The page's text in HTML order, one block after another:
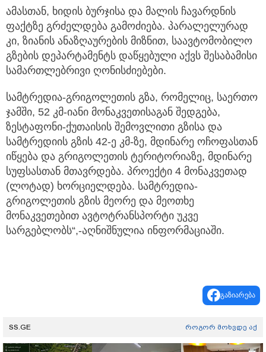
ამასთან, ხიდის ბურჯისა და მალის ჩავარდნის
ფაქტზე გრძელდება გამოძიება. პარალელურად
კი, ზიანის ანაზღაურების მიზნით, საავტომობილო
გზების დეპარტამენტს დაწყებული აქვს შესაბამისი
სამართლებრივი ღონისძიებები.
სამტრედია-გრიგოლეთის გზა, რომელიც, საერთო
ჯამში, 52 კმ-იანი მონაკვეთისაგან შედგება,
ზესტაფონი-ქუთაისის შემოვლითი გზისა და
სამტრედიის გზის 42-ე კმ-ზე, მდინარე ოჩოფასთან
იწყება და გრიგოლეთის ტერიტორიაზე, მდინარე
სუფსასთან მთავრდება. პროექტი 4 მონაკვეთად
(ლოტად) ხორციელდება. სამტრედია-
გრიგოლეთის გზის მეორე და მეოთხე
მონაკვეთებით ავტოტრანსპორტი უკვე
სარგებლობს“,-აღნიშნულია ინფორმაციაში.
გაზიარება
SS.GE როგორ მოხვდე აქ